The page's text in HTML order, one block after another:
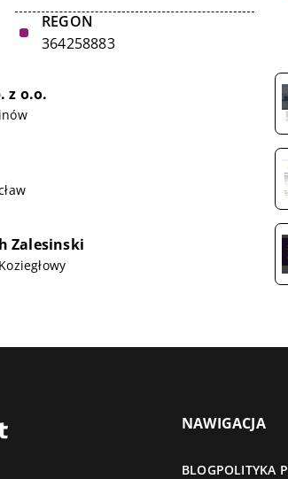
REGON
364258883
z o.o.
Zalesinski
NAWIGACJA
BLOGPOLITYKA